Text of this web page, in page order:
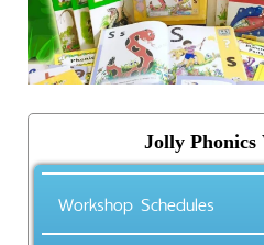
Jolly Phonics
Workshop Schedules